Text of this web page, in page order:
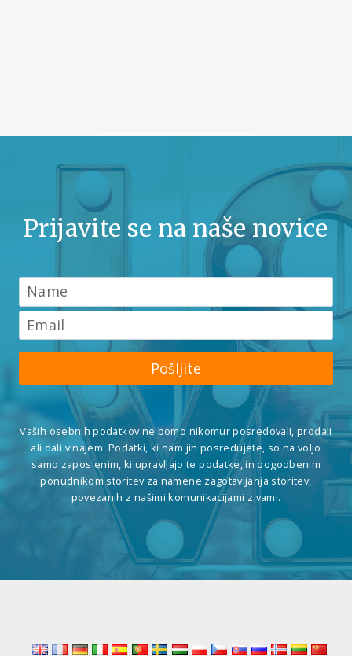
Prijavite se na naše novice
Pošljite
Vaših osebnih podatkov ne bomo nikomur posredovali, prodali
ali dali v najem. Podatki, ki nam jih posredujete, so na voljo
samo zaposlenim, ki upravljajo te podatke, in pogodbenim
ponudnikom storitev za namene zagotavljanja storitev,
povezanih z našimi komunikacijami z vami.